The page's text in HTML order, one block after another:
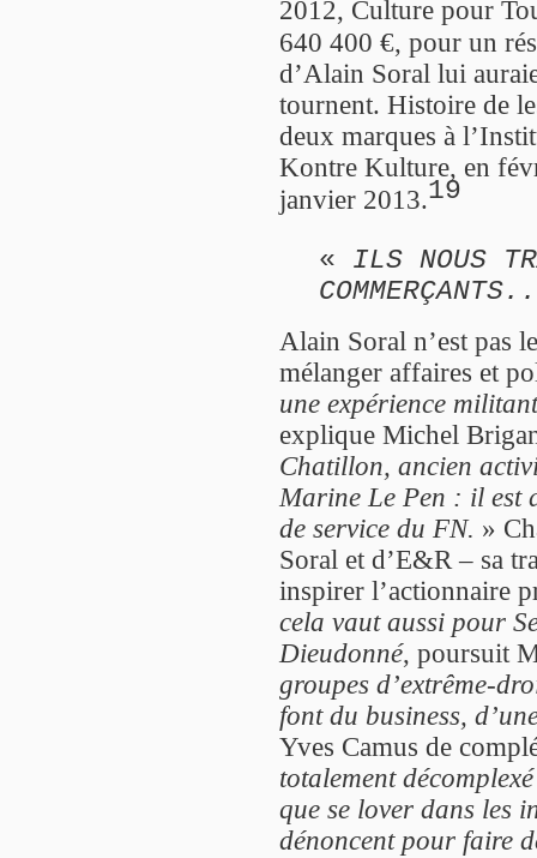
2012, Culture pour
640 400 €, pour un
d’Alain Soral lui
tournent. Histoire de
deux marques à
Kontre Kulture, en
janvier 2013.19
« ILS NOUS
Alain Soral n’est pas
mélanger affaires et
une expérience
explique Michel
Chatillon, ancien
Marine Le Pen : il est
de service du FN. »
Soral et d’E&R – sa
inspirer l’actionnaire
cela vaut aussi pour
Dieudonné, poursuit
groupes d’extrême-
font du business,
Yves Camus de
totalement
que se lover dans les
dénoncent pour faire